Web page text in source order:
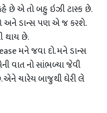
છે એ તો બહુ ઇઝી ટાસ્ક છે.
અને ડાન્સ પણ એ જ કરશે.
થાય છે.
મને જવા દો. મને ડાન્સ
વાત નો સાંભળ્યા જેવી
એને ચારેય બાજુથી ઘેરી લે